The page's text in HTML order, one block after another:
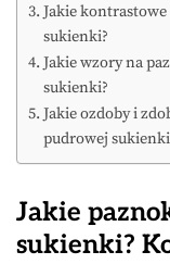
Jakie
sukienki?
Jakie wzory na
sukienki?
Jakie ozdoby i
pudrowej
Jakie
sukienki?